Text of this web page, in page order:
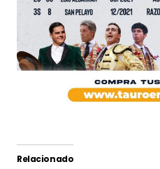
Relacionado